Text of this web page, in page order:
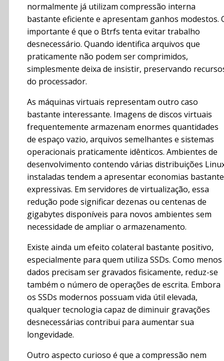
normalmente já utilizam compressão interna
bastante eficiente e apresentam ganhos modestos.
importante é que o Btrfs tenta evitar trabalho
desnecessário. Quando identifica arquivos que
praticamente não podem ser comprimidos,
simplesmente deixa de insistir, preservando
do processador.
As máquinas virtuais representam outro caso
bastante interessante. Imagens de discos virtuais
frequentemente armazenam enormes quantidades
de espaço vazio, arquivos semelhantes e sistemas
operacionais praticamente idênticos. Ambientes de
desenvolvimento contendo várias distribuições
instaladas tendem a apresentar economias bastante
expressivas. Em servidores de virtualização, essa
redução pode significar dezenas ou centenas de
gigabytes disponíveis para novos ambientes sem
necessidade de ampliar o armazenamento.
Existe ainda um efeito colateral bastante positivo,
especialmente para quem utiliza SSDs. Como menos
dados precisam ser gravados fisicamente, reduz-se
também o número de operações de escrita. Embora
os SSDs modernos possuam vida útil elevada,
qualquer tecnologia capaz de diminuir gravações
desnecessárias contribui para aumentar sua
longevidade.
Outro aspecto curioso é que a compressão nem